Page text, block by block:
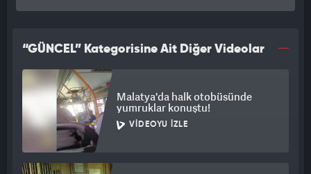
“GÜNCEL” Kategorisine Ait Diğer Videolar
Malatya'da halk otobüsünde
yumruklar konuştu!
VIDEOYU İZLE